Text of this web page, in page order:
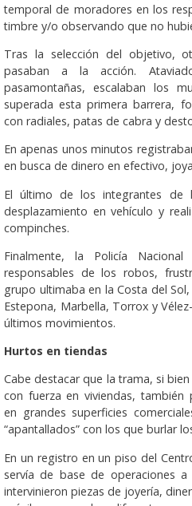
temporal de moradores en los
timbre y/o observando que no
Tras la selección del objetivo,
pasaban a la acción.
pasamontañas, escalaban los
superada esta primera barrera,
con radiales, patas de cabra y
En apenas unos minutos
en busca de dinero en efectivo,
El último de los integrantes de
desplazamiento en vehículo y
compinches.
Finalmente, la Policía
responsables de los robos,
grupo ultimaba en la Costa del
Estepona, Marbella, Torrox y
últimos movimientos.
Hurtos en tiendas
Cabe destacar que la trama, si
con fuerza en viviendas, también
en grandes superficies
“apantallados” con los que burlar
En un registro en un piso del
servía de base de operaciones
intervinieron piezas de joyería,